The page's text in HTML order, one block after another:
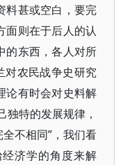
料甚或空白，要完
面则在于后人的认
的东西，各人对所
对农民战争史研究
论有时会对史料解
独特的发展规律，
不相同”，我们看
济学的角度来解